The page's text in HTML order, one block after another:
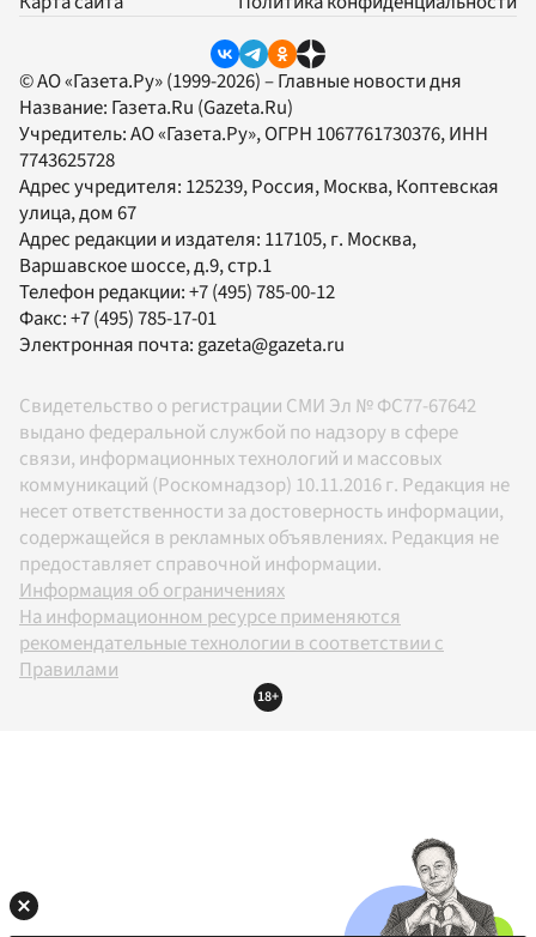
© АО «Газета.Ру» (1999-2026) – Главные новости дня
Название: Газета.Ru (Gazeta.Ru)
Учредитель:АО «Газета.Ру», ОГРН 1067761730376, ИНН
7743625728
Адрес учредителя: 125239, Россия, Москва, Коптевская
улица, дом 67
Адрес редакции и издателя: 117105, г. Москва,
Варшавское шоссе, д.9, стр.1
Телефон редакции:+7 (495) 785-00-12
Факс:+7 (495) 785-17-01
Электронная почта:gazeta@gazeta.ru
Свидетельство о регистрации СМИ Эл № ФС77-67642
выдано федеральной службой по надзору в сфере
связи, информационных технологий и массовых
коммуникаций (Роскомнадзор) 10.11.2016 г. Редакция не
несет ответственности за достоверность информации,
содержащейся в рекламных объявлениях. Редакция не
предоставляет справочной информации.
Информация об ограничениях
На информационном ресурсе применяются
рекомендательные технологии в соответствии с
Правилами
18+